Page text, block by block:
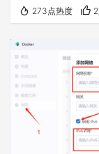
273点热度